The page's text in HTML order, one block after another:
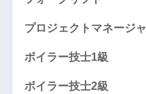
プロジェクトマネージャ
ボイラー技士1級
ボイラー技士2級